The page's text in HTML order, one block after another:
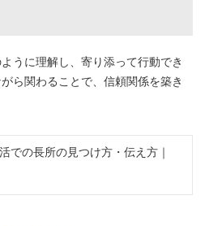
うに理解し、寄り添って行動でき
ら関わることで、信頼関係を築き
での長所の見つけ方・伝え方｜